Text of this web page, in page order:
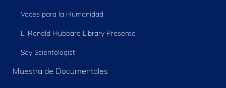
Voces para la Humanidad
L. Ronald Hubbard Library Presenta
Soy Scientologist
Muestra de Documentales